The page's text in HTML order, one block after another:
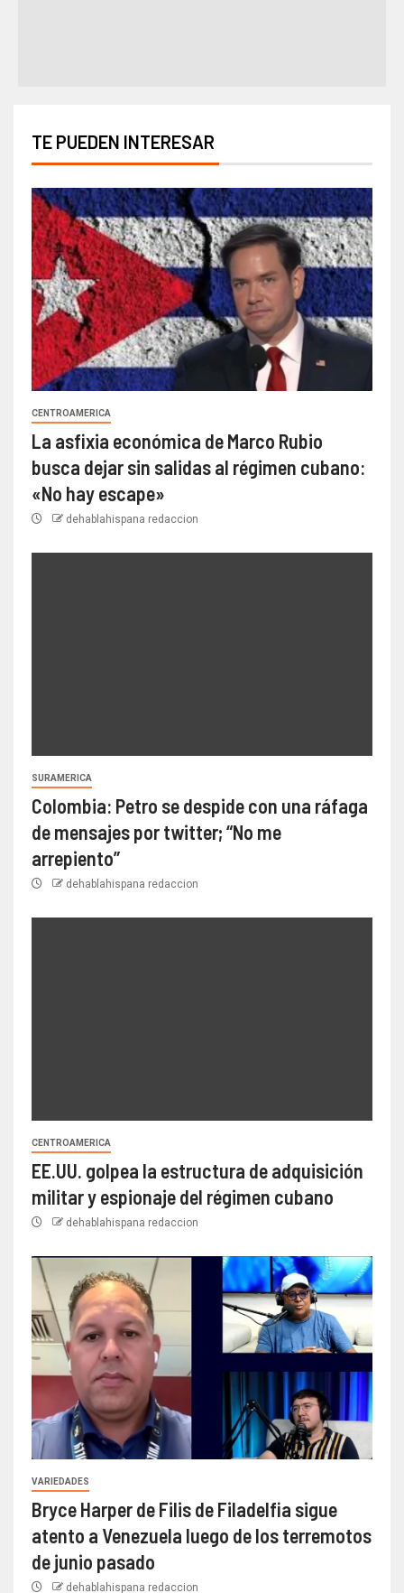
TE PUEDEN INTERESAR
CENTROAMERICA
La asfixia económica de Marco Rubio
busca dejar sin salidas al régimen cubano:
«No hay escape»
dehablahispana redaccion
SURAMERICA
Colombia: Petro se despide con una ráfaga
de mensajes por twitter; “No me
arrepiento”
dehablahispana redaccion
CENTROAMERICA
EE.UU. golpea la estructura de adquisición
militar y espionaje del régimen cubano
dehablahispana redaccion
VARIEDADES
Bryce Harper de Filis de Filadelfia sigue
atento a Venezuela luego de los terremotos
de junio pasado
dehablahispana redaccion